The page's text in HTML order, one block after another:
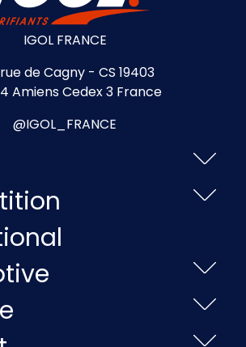
IGOL FRANCE
de Cagny - CS 19403
Amiens Cedex 3 France
@IGOL_FRANCE